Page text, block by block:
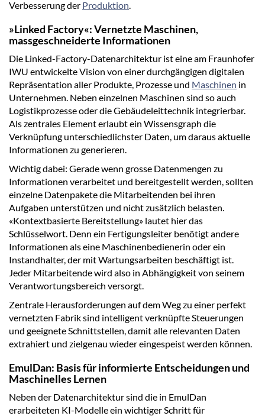
Verbesserung der Produktion.
»Linked Factory«: Vernetzte Maschinen,
massgeschneiderte Informationen
Die Linked-Factory-Datenarchitektur ist eine am Fraunhofer
IWU entwickelte Vision von einer durchgängigen digitalen
Repräsentation aller Produkte, Prozesse und Maschinen in
Unternehmen. Neben einzelnen Maschinen sind so auch
Logistikprozesse oder die Gebäudeleittechnik integrierbar.
Als zentrales Element erlaubt ein Wissensgraph die
Verknüpfung unterschiedlichster Daten, um daraus aktuelle
Informationen zu generieren.
Wichtig dabei: Gerade wenn grosse Datenmengen zu
Informationen verarbeitet und bereitgestellt werden, sollten
einzelne Datenpakete die Mitarbeitenden bei ihren
Aufgaben unterstützen und nicht zusätzlich belasten.
«Kontextbasierte Bereitstellung» lautet hier das
Schlüsselwort. Denn ein Fertigungsleiter benötigt andere
Informationen als eine Maschinenbedienerin oder ein
Instandhalter, der mit Wartungsarbeiten beschäftigt ist.
Jeder Mitarbeitende wird also in Abhängigkeit von seinem
Verantwortungsbereich versorgt.
Zentrale Herausforderungen auf dem Weg zu einer perfekt
vernetzten Fabrik sind intelligent verknüpfte Steuerungen
und geeignete Schnittstellen, damit alle relevanten Daten
extrahiert und zielgenau wieder eingespeist werden können.
EmulDan: Basis für informierte Entscheidungen und
Maschinelles Lernen
Neben der Datenarchitektur sind die in EmulDan
erarbeiteten KI-Modelle ein wichtiger Schritt für